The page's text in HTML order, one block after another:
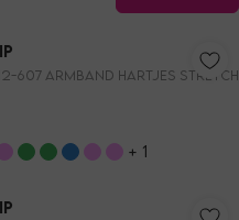
607 ARMBAND HARTJES STRETCH
+ 1